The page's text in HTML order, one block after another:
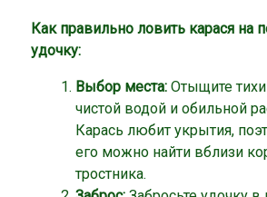
Как правильно ловить карася на
удочку:
Выбор места:Отыщите
чистой водой и обильной
Карась любит укрытия,
его можно найти вблизи
тростника.